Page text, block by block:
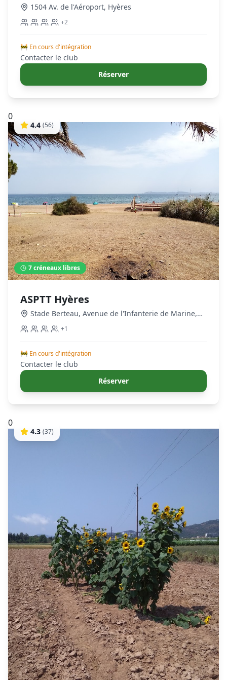
1504 Av. de l'Aéroport, Hyères
+2
🚧 En cours d'intégration
Contacter le club
Réserver
0
4.4 (56)
7créneaux libres
ASPTT Hyères
Stade Berteau, Avenue de l'Infanterie de Marine,
Hyères
+1
🚧 En cours d'intégration
Contacter le club
Réserver
0
4.3 (37)